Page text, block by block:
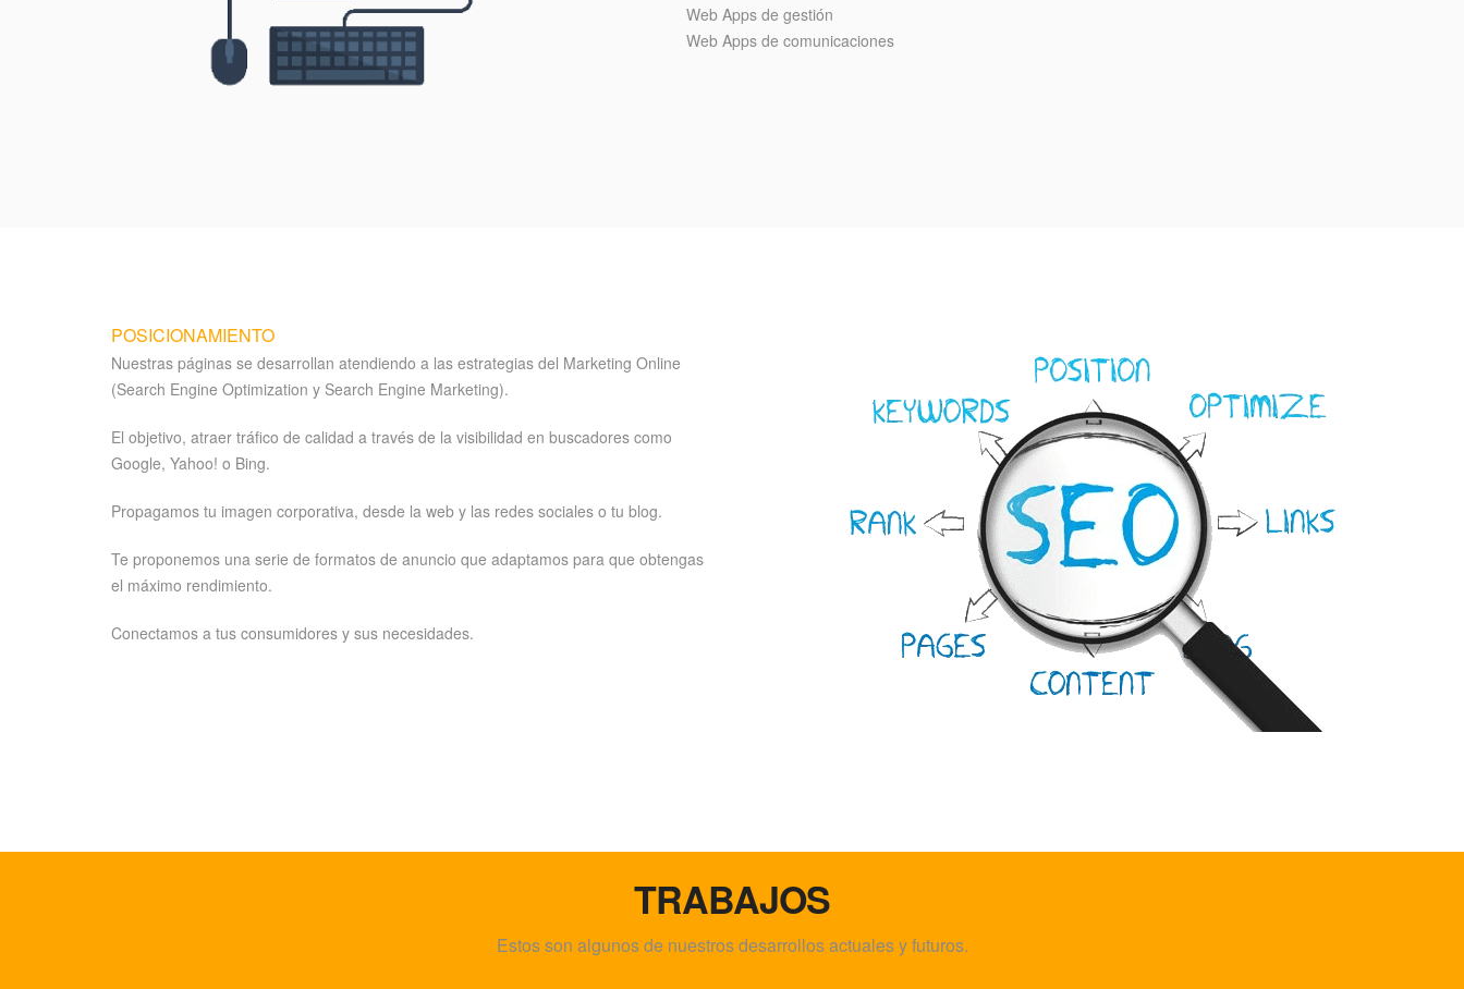
Web Apps de gestión
Web Apps de comunicaciones
POSICIONAMIENTO
Nuestras páginas se desarrollan atendiendo a las estrategias del Marketing Online
(Search Engine Optimization y Search Engine Marketing).
El objetivo, atraer tráfico de calidad a través de la visibilidad en buscadores como
Google, Yahoo! o Bing.
Propagamos tu imagen corporativa, desde la web y las redes sociales o tu blog.
Te proponemos una serie de formatos de anuncio que adaptamos para que obtengas
el máximo rendimiento.
Conectamos a tus consumidores y sus necesidades.
TRABAJOS
Estos son algunos de nuestros desarrollos actuales y futuros.